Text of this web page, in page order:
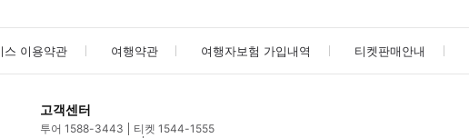
스 이용약관 여행약관 여행자보험 가입내역 티켓판매안내
고객센터
투어 1588-3443
티켓 1544-1555